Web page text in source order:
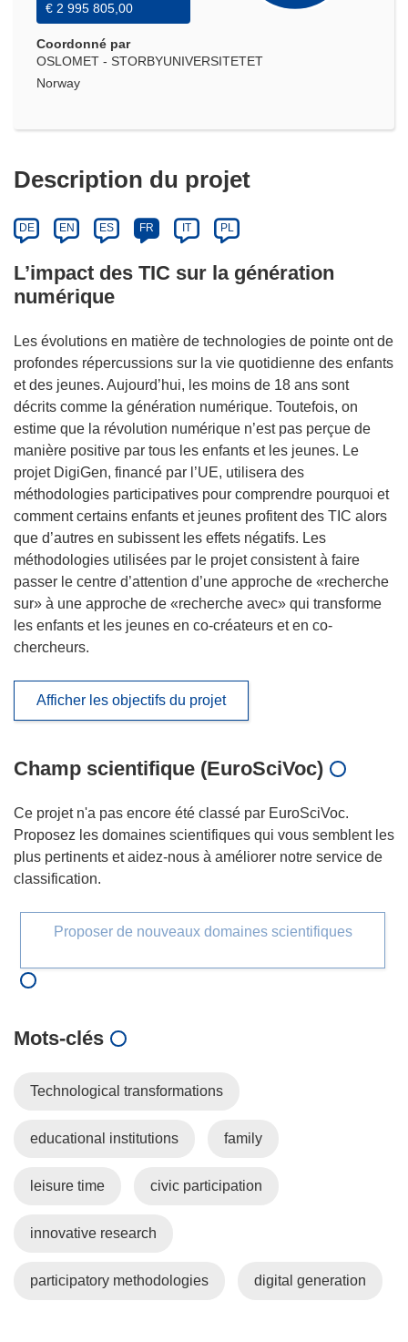
€ 2 995 805,00
Coordonné par
OSLOMET - STORBYUNIVERSITETET
Norway
Description du projet
DE EN ES FR IT PL
L’impact des TIC sur la génération
numérique
Les évolutions en matière de technologies de pointe ont de
profondes répercussions sur la vie quotidienne des enfants
et des jeunes. Aujourd’hui, les moins de 18 ans sont
décrits comme la génération numérique. Toutefois, on
estime que la révolution numérique n’est pas perçue de
manière positive par tous les enfants et les jeunes. Le
projet DigiGen, financé par l’UE, utilisera des
méthodologies participatives pour comprendre pourquoi et
comment certains enfants et jeunes profitent des TIC alors
que d’autres en subissent les effets négatifs. Les
méthodologies utilisées par le projet consistent à faire
passer le centre d’attention d’une approche de «recherche
sur» à une approche de «recherche avec» qui transforme
les enfants et les jeunes en co-créateurs et en co-
chercheurs.
Afficher les objectifs du projet
Champ scientifique (EuroSciVoc)
Ce projet n'a pas encore été classé par EuroSciVoc.
Proposez les domaines scientifiques qui vous semblent les
plus pertinents et aidez-nous à améliorer notre service de
classification.
Proposer de nouveaux domaines scientifiques
Mots‑clés
Technological transformations
educational institutions family
leisure time civic participation
innovative research
participatory methodologies digital generation